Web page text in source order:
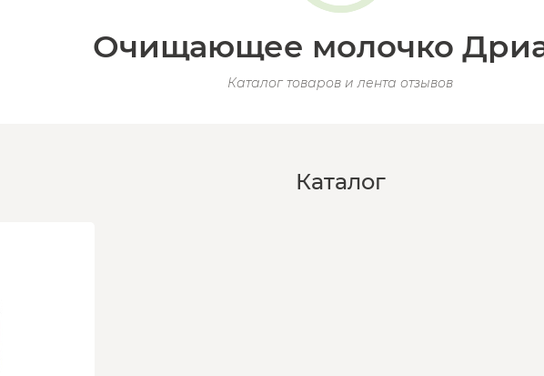
Очищающее молочко
Каталог товаров и лента отзывов
Каталог